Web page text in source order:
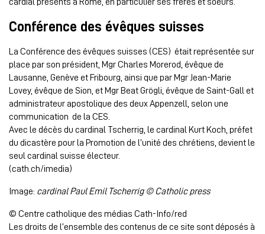
Conférence des évêques suisses
La Conférence des évêques suisses (CES) était représentée sur
place par son président, Mgr Charles Morerod, évêque de
Lausanne, Genève et Fribourg, ainsi que par Mgr Jean-Marie
Lovey, évêque de Sion, et Mgr Beat Grögli, évêque de Saint-Gall et
administrateur apostolique des deux Appenzell, selon une
communication de la CES.
Avec le décès du cardinal Tscherrig, le cardinal Kurt Koch, préfet
du dicastère pour la Promotion de l’unité des chrétiens, devient le
seul cardinal suisse électeur.
(cath.ch/imedia)
Image: cardinal Paul Emil Tscherrig © Catholic press
© Centre catholique des médias Cath-Info/red
Les droits de l’ensemble des contenus de ce site sont déposés à